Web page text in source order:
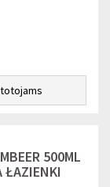
500ML
ŁAZIENKI